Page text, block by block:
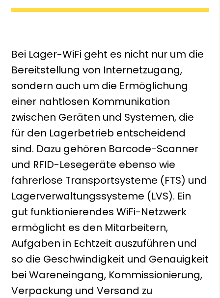
Bei Lager-WiFi geht es nicht nur um die
Bereitstellung von Internetzugang,
sondern auch um die Ermöglichung
einer nahtlosen Kommunikation
zwischen Geräten und Systemen, die
für den Lagerbetrieb entscheidend
sind. Dazu gehören Barcode-Scanner
und RFID-Lesegeräte ebenso wie
fahrerlose Transportsysteme (FTS) und
Lagerverwaltungssysteme (LVS). Ein
gut funktionierendes WiFi-Netzwerk
ermöglicht es den Mitarbeitern,
Aufgaben in Echtzeit auszuführen und
so die Geschwindigkeit und Genauigkeit
bei Wareneingang, Kommissionierung,
Verpackung und Versand zu